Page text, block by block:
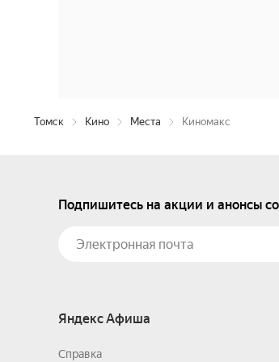
Томск Кино Места Киномакс
Подпишитесь на акции и анонсы
Яндекс Афиша
Справка